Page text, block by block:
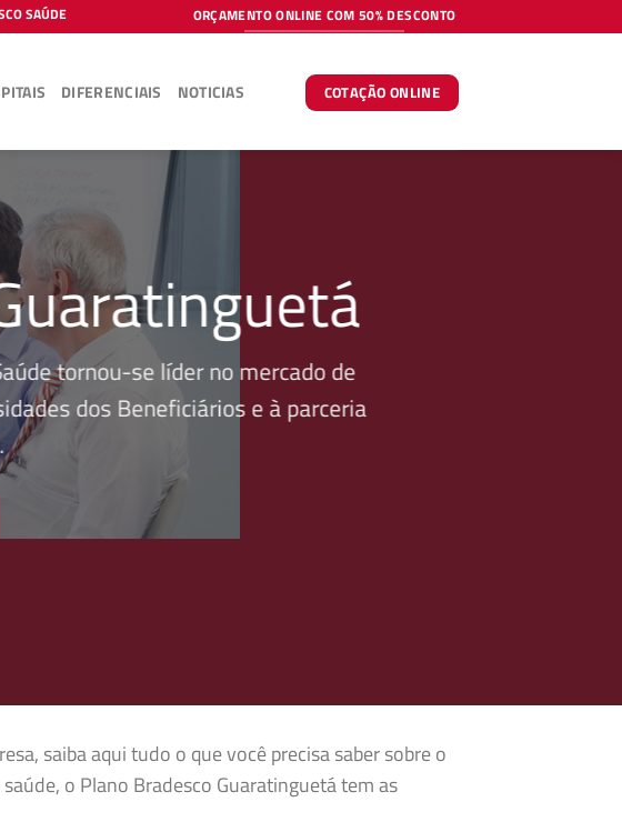
SAÚDE ORÇAMENTO ONLINE COM 50% DESCONTO
DIFERENCIAIS NOTICIAS COTAÇÃO ONLINE
tornou-se líder no mercado de
dos Beneficiários e à parceria
saiba aqui tudo o que você precisa saber sobre o
o Plano Bradesco Guaratinguetá tem as